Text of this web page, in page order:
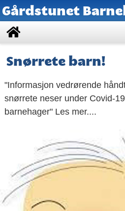
Gårdstunet
Snørrete barn!
"Informasjon vedrørende
snørrete neser under Covid-
barnehager" Les mer....